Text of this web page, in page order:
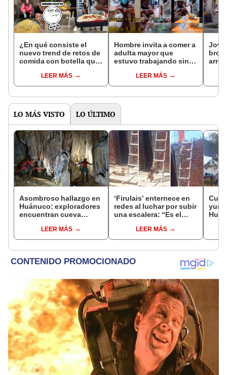
¿En qué consiste el
nuevo trend de retos de
comida con botella que
popular?LEER MÁS
Hombre invita a comer a
adulta mayor que
estuvo trabajando sin
ganas de apoyar"
LEER MÁS
LO MÁS VISTO LO ÚLTIMO
Asombroso hallazgo en
Huánuco: exploradores
encuentran cueva
llena de impresionantes
formaciones de cuarzo
LEER MÁS
‘Firulais’ enternece en
redes al luchar por subir
una escalera: “Es el
LEER MÁS